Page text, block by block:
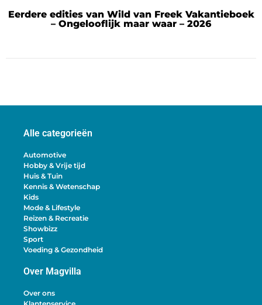
Eerdere edities van Wild van Freek Vakantieboek
– Ongelooflijk maar waar – 2026
Alle categorieën
Automotive
Hobby & Vrije tijd
Huis & Tuin
Kennis & Wetenschap
Kids
Mode & Lifestyle
Reizen & Recreatie
Showbizz
Sport
Voeding & Gezondheid
Over Magvilla
Over ons